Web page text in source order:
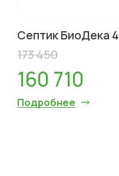
Септик БиоДека
173 450
160 710
Подробнее